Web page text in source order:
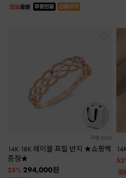
구매 2086
14K 18K 레이블 프릴 반지 ★쇼핑백
증정★
35% 294,000원